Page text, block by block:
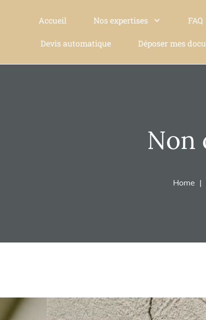
Accueil Nos expertises FAQ
Devis automatique Déposer mes
Non
Home